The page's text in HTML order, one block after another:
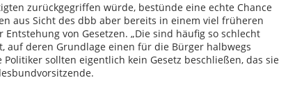
zurückgegriffen würde, bestünde eine echte Chance
aus Sicht des dbb aber bereits in einem viel früheren
von Gesetzen. „Die sind häufig so schlecht
auf deren Grundlage einen für die Bürger halbwegs
sollten eigentlich kein Gesetz beschließen, das sie